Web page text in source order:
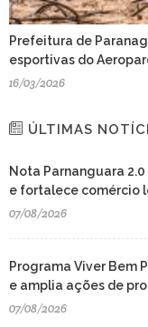
Prefeitura de
esportivas do
16/03/2026
ÚLTIMAS
Nota Parnanguara
e fortalece comércio
07/08/2026
Programa Viver Bem
e amplia ações de
07/08/2026